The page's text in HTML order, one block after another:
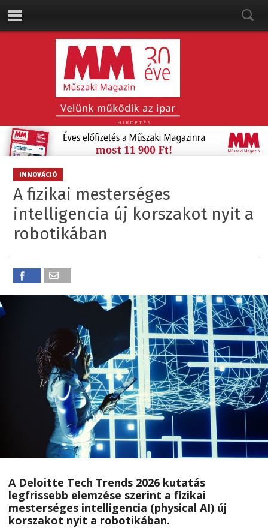
HIRDETÉS
INNOVÁCIÓ
A fizikai mesterséges
intelligencia új korszakot nyit a
robotikában
A Deloitte Tech Trends 2026 kutatás
legfrissebb elemzése szerint a fizikai
mesterséges intelligencia (physical AI) új
korszakot nyit a robotikában.